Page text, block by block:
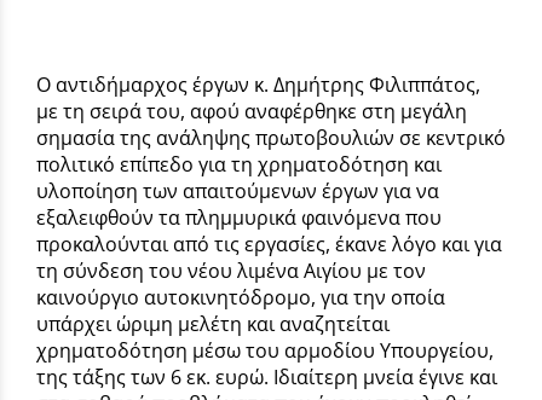
Ο αντιδήμαρχος έργων κ. Δημήτρης Φιλιππάτος,
με τη σειρά του, αφού αναφέρθηκε στη μεγάλη
σημασία της ανάληψης πρωτοβουλιών σε κεντρικό
πολιτικό επίπεδο για τη χρηματοδότηση και
υλοποίηση των απαιτούμενων έργων για να
εξαλειφθούν τα πλημμυρικά φαινόμενα που
προκαλούνται από τις εργασίες, έκανε λόγο και για
τη σύνδεση του νέου λιμένα Αιγίου με τον
καινούργιο αυτοκινητόδρομο, για την οποία
υπάρχει ώριμη μελέτη και αναζητείται
χρηματοδότηση μέσω του αρμοδίου Υπουργείου,
της τάξης των 6 εκ. ευρώ. Ιδιαίτερη μνεία έγινε και